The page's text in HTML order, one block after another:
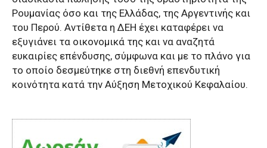
Ρουμανίας όσο και της Ελλάδας, της Αργεντινής και
του Περού. Αντίθετα η ΔΕΗ έχει καταφέρει να
εξυγιάνει τα οικονομικά της και να αναζητά
ευκαιρίες επένδυσης, σύμφωνα και με το πλάνο για
το οποίο δεσμεύτηκε στη διεθνή επενδυτική
κοινότητα κατά την Αύξηση Μετοχικού Κεφαλαίου.